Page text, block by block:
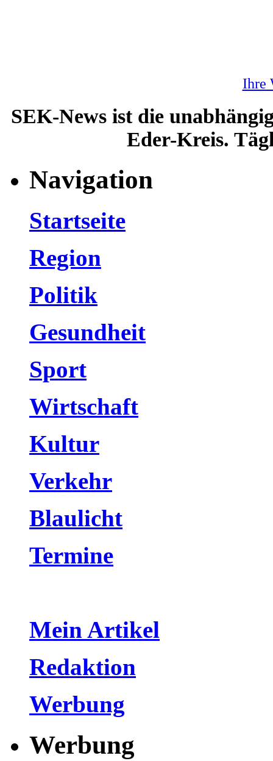
Ihre
SEK-News ist die
Eder-Kreis.
Navigation
Startseite
Region
Politik
Gesundheit
Sport
Wirtschaft
Kultur
Verkehr
Blaulicht
Termine
Mein Artikel
Redaktion
Werbung
Werbung